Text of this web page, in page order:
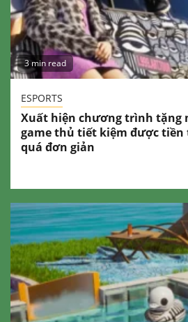
3 min read
ESPORTS
Xuất hiện chương trình tặng
game thủ tiết kiệm được tiền
quá đơn giản